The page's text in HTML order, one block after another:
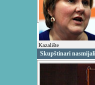
Kazalište
Skupštinari